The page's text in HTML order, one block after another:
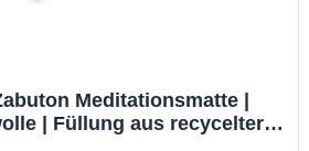
Meditationsmatte |
| Füllung aus recycelter